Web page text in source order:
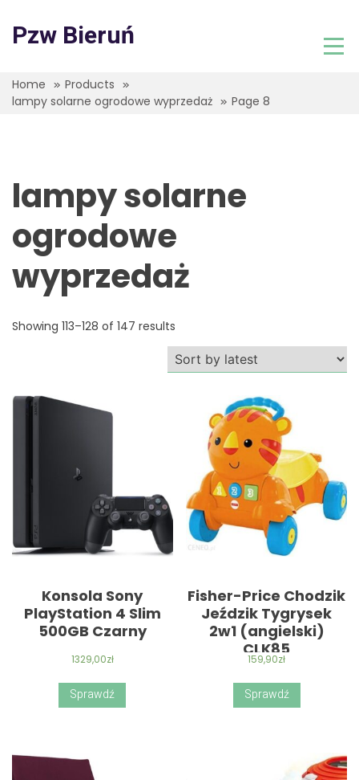
content
Pzw Bieruń
Home
Products
lampy solarne ogrodowe wyprzedaż
Page 8
lampy solarne
ogrodowe
wyprzedaż
Showing 113–128 of 147 results
Konsola Sony
PlayStation 4 Slim
500GB Czarny
1329,00zł
Sprawdź
Fisher-Price Chodzik
Jeździk Tygrysek
2w1 (angielski)
CLK85
159,90zł
Sprawdź